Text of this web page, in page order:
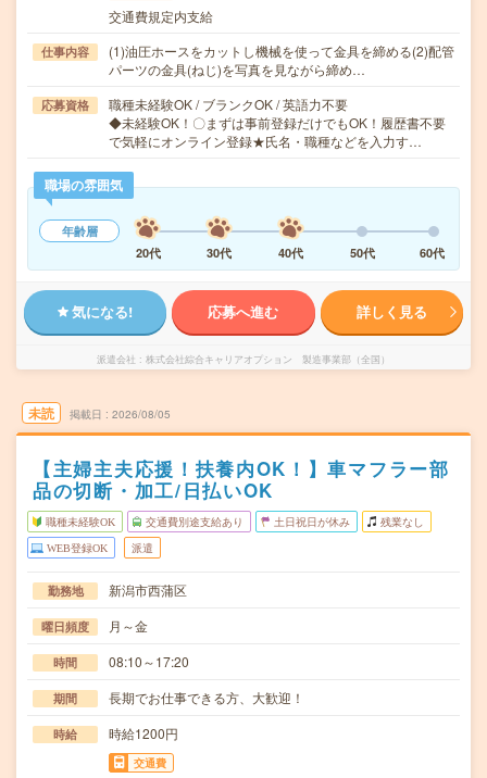
交通費規定内支給
仕事内容
(1)油圧ホースをカットし機械を使って金具を締める(2)配管
パーツの金具(ねじ)を写真を見ながら締め…
応募資格
職種未経験OK / ブランクOK / 英語力不要
◆未経験OK！〇まずは事前登録だけでもOK！履歴書不要
で気軽にオンライン登録★氏名・職種などを入力す…
職場の雰囲気
年齢層
20代
30代 40代 50代 60代
気になる! 応募へ進む 詳しく見る
派遣会社 株式会社綜合キャリアオプション 製造事業部（全国）
未読 掲載日 2026/08/05
【主婦主夫応援！扶養内OK！】車マフラー部
品の切断・加工/日払いOK
職種未経験OK 交通費別途支給あり 土日祝日が休み 残業なし
WEB登録OK 派遣
勤務地 新潟市西蒲区
曜日頻度 月～金
時間 08:10～17:20
期間 長期でお仕事できる方、大歓迎！
時給 時給1200円
交通費